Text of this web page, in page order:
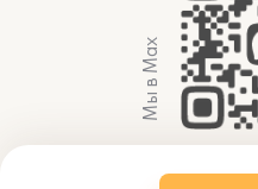
Мы в Max